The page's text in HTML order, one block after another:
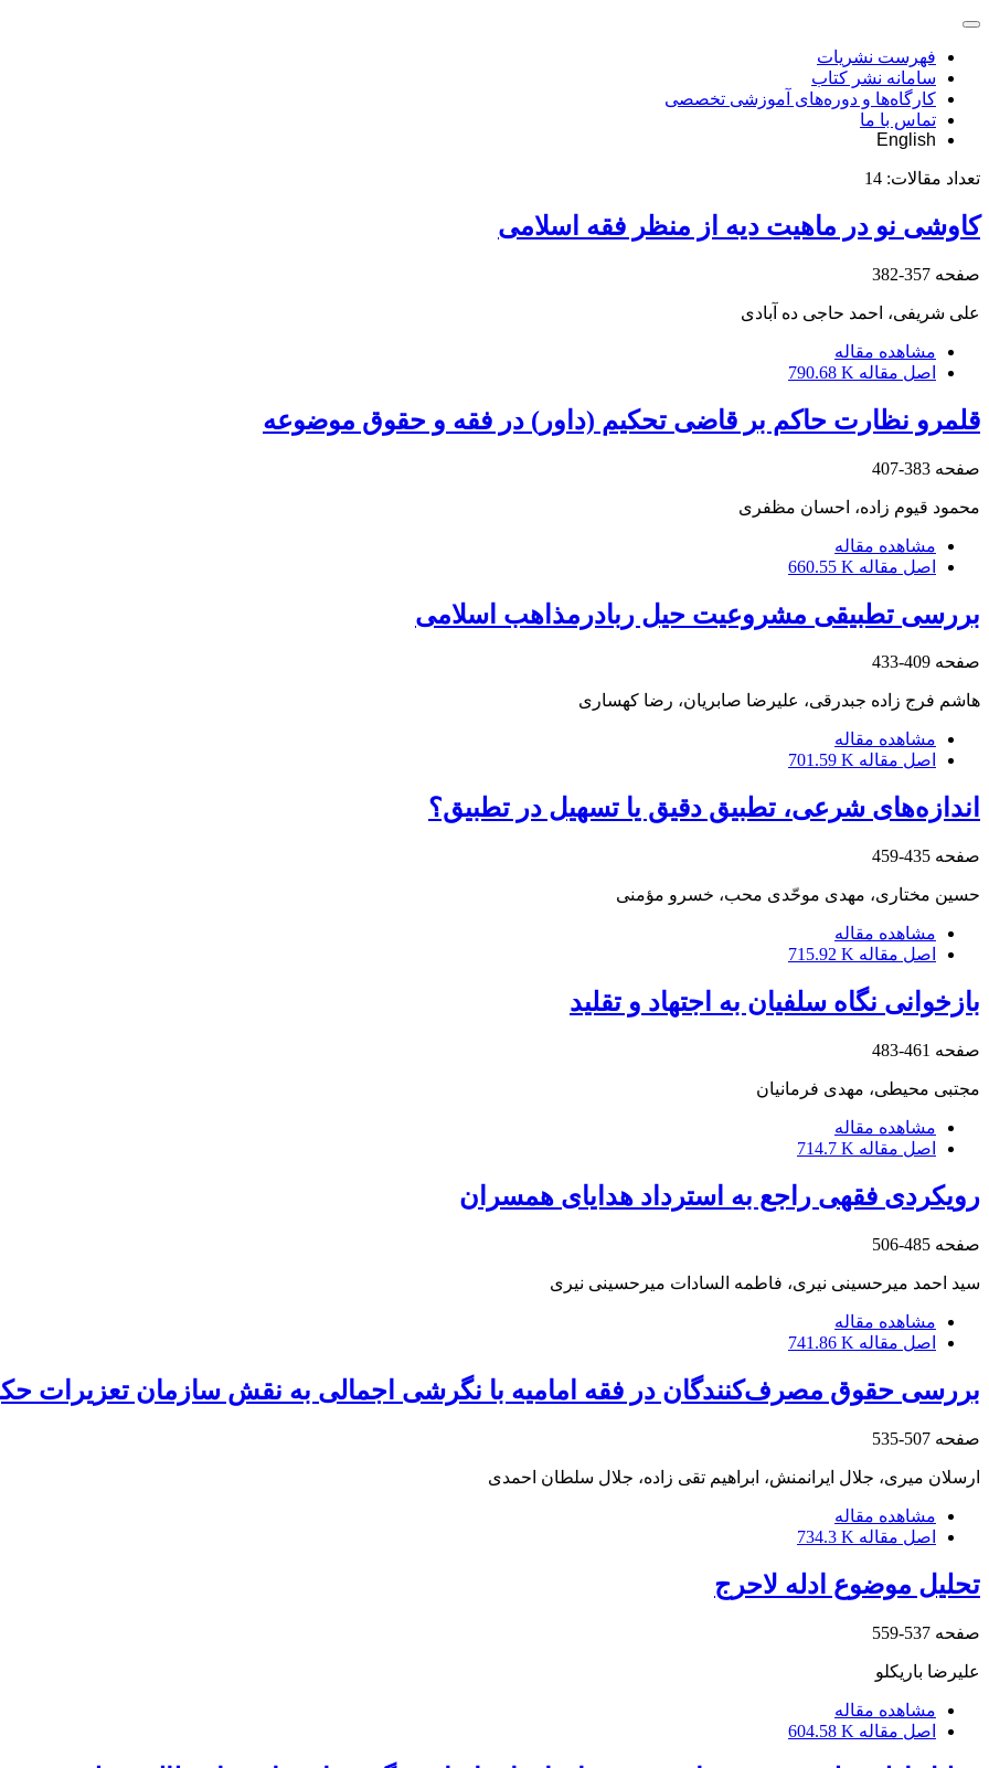
فهرست نشریات
سامانه نشر کتاب
کارگاه‌ها و دوره‌های آموزشی تخصصی
تماس با ما
English
تعداد مقالات: 14
کاوشی نو در ماهیت دیه از منظر فقه اسلامی
صفحه 357-382
علی شریفی، احمد حاجی ده آبادی
مشاهده مقاله
اصل مقاله 790.68 K
قلمرو نظارت حاکم بر قاضی تحکیم (داور) در فقه و حقوق موضوعه
صفحه 383-407
محمود قیوم زاده، احسان مظفری
مشاهده مقاله
اصل مقاله 660.55 K
بررسی تطبیقی مشروعیت حیل ربادرمذاهب اسلامی
صفحه 409-433
هاشم فرج زاده جبدرقی، علیرضا صابریان، رضا کهساری
مشاهده مقاله
اصل مقاله 701.59 K
اندازه‌های شرعی، تطبیق دقیق یا تسهیل در تطبیق؟
صفحه 435-459
حسین مختاری، مهدی موحّدی محب، خسرو مؤمنی
مشاهده مقاله
اصل مقاله 715.92 K
بازخوانی نگاه سلفیان به اجتهاد و تقلید
صفحه 461-483
مجتبی محیطی، مهدی فرمانیان
مشاهده مقاله
اصل مقاله 714.7 K
رویکردی فقهی راجع به استرداد هدایای همسران
صفحه 485-506
سید احمد میرحسینی نیری، فاطمه السادات میرحسینی نیری
مشاهده مقاله
اصل مقاله 741.86 K
بررسی حقوق مصرف‌کنندگان در فقه امامیه با نگرشی اجمالی به نقش سازمان تعزیرات
صفحه 507-535
ارسلان میری، جلال ایرانمنش، ابراهیم تقی زاده، جلال سلطان احمدی
مشاهده مقاله
اصل مقاله 734.3 K
تحلیل موضوع ادله لاحرج
صفحه 537-559
علیرضا باریکلو
مشاهده مقاله
اصل مقاله 604.58 K